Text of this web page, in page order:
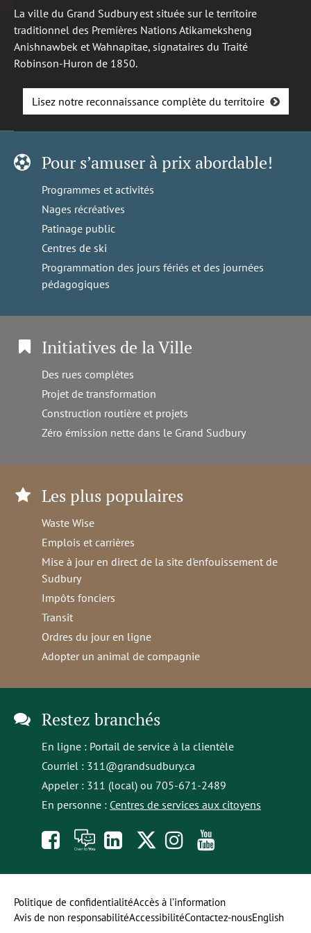
La ville du Grand Sudbury est située sur le territoire
traditionnel des Premières Nations Atikameksheng
Anishnawbek et Wahnapitae, signataires du Traité
Robinson-Huron de 1850.
Lisez notre reconnaissance complète du territoire
Pour s’amuser à prix abordable!
Programmes et activités
Nages récréatives
Patinage public
Centres de ski
Programmation des jours fériés et des journées
pédagogiques
Initiatives de la Ville
Des rues complètes
Projet de transformation
Construction routière et projets
Zéro émission nette dans le Grand Sudbury
Les plus populaires
Waste Wise
Emplois et carrières
Mise à jour en direct de la site d'enfouissement de
Sudbury
Impôts fonciers
Transit
Ordres du jour en ligne
Adopter un animal de compagnie
Restez branchés
En ligne : Portail de service à la clientèle
Courriel : 311@grandsudbury.ca
Appeler : 311 (local) ou 705-671-2489
En personne : Centres de services aux citoyens
Like
us
on
À
toi
la
opens
in
a
Follow
us
on
Follow
us
on
to
our
Politique de confidentialitéAccès à l’information
Avis de non responsabilitéAccessibilitéContactez-nousEnglish